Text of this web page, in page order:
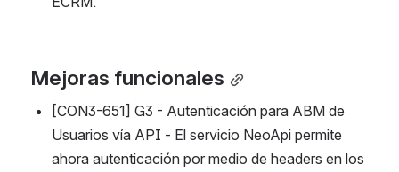
Mejoras funcionales
[CON3-651] G3 - Autenticación para ABM de
Usuarios vía API - El servicio NeoApi permite
ahora autenticación por medio de headers en los